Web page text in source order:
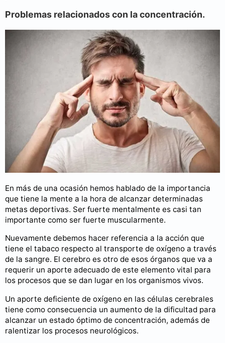
Problemas relacionados con la concentración.
En más de una ocasión hemos hablado de la importancia
que tiene la mente a la hora de alcanzar determinadas
metas deportivas. Ser fuerte mentalmente es casi tan
importante como ser fuerte muscularmente.
Nuevamente debemos hacer referencia a la acción que
tiene el tabaco respecto al transporte de oxígeno a través
de la sangre. El cerebro es otro de esos órganos que va a
requerir un aporte adecuado de este elemento vital para
los procesos que se dan lugar en los organismos vivos.
Un aporte deficiente de oxígeno en las células cerebrales
tiene como consecuencia un aumento de la dificultad para
alcanzar un estado óptimo de concentración, además de
ralentizar los procesos neurológicos.